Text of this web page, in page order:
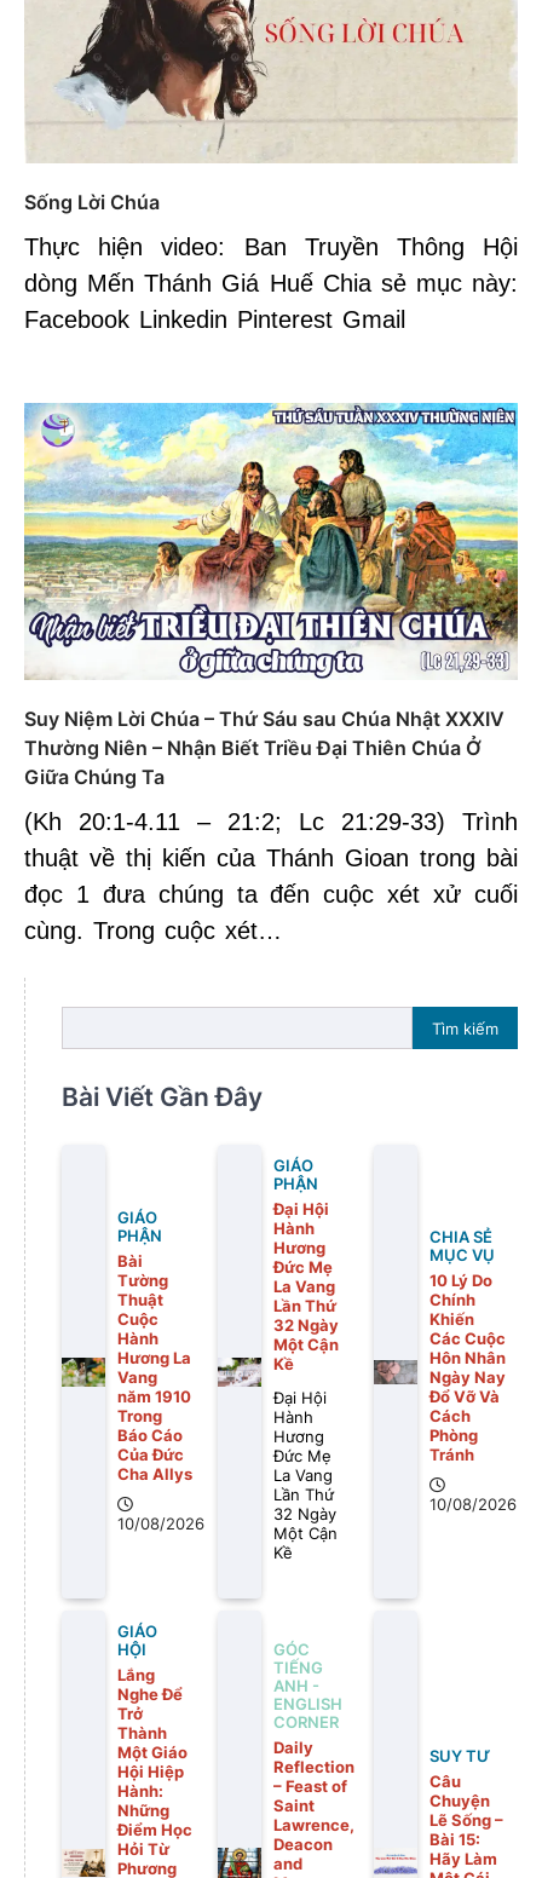
Sống Lời Chúa
Thực hiện video: Ban Truyền Thông Hội
dòng Mến Thánh Giá Huế Chia sẻ mục này:
Facebook Linkedin Pinterest Gmail
Suy Niệm Lời Chúa – Thứ Sáu sau Chúa Nhật XXXIV
Thường Niên – Nhận Biết Triều Đại Thiên Chúa Ở
Giữa Chúng Ta
(Kh 20:1-4.11 – 21:2; Lc 21:29-33) Trình
thuật về thị kiến của Thánh Gioan trong bài
đọc 1 đưa chúng ta đến cuộc xét xử cuối
cùng. Trong cuộc xét…
Tìm kiếm
Bài Viết Gần Đây
GIÁO
PHẬN
Bài
Tường
Thuật
Cuộc
Hành
Hương La
Vang
năm 1910
Trong
Báo Cáo
Của Đức
Cha Allys
10/08/2026
GIÁO
PHẬN
Đại Hội
Hành
Hương
Đức Mẹ
La Vang
Lần Thứ
32 Ngày
Một Cận
Kề
Đại Hội
Hành
Hương
Đức Mẹ
La Vang
Lần Thứ
32 Ngày
Một Cận
Kề
CHIA SẺ
MỤC VỤ
10 Lý Do
Chính
Khiến
Các Cuộc
Hôn Nhân
Ngày Nay
Đổ Vỡ Và
Cách
Phòng
Tránh
10/08/2026
GIÁO
HỘI
Lắng
Nghe Để
Trở
Thành
Một Giáo
Hội Hiệp
Hành:
Những
Điểm Học
Hỏi Từ
Phương
GÓC
TIẾNG
ANH -
ENGLISH
CORNER
Daily
Reflection
– Feast of
Saint
Lawrence,
Deacon
and
SUY TƯ
Câu
Chuyện
Lẽ Sống –
Bài 15:
Hãy Làm